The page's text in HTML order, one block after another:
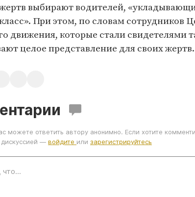
жертв выбирают водителей,
При этом, по словам сотрудников
движения, которые стали свидетелями
целое представление для своих жертв.
можете ответить автору анонимно. Если хотите
дискуссией — войдите или зарегистрируйтесь